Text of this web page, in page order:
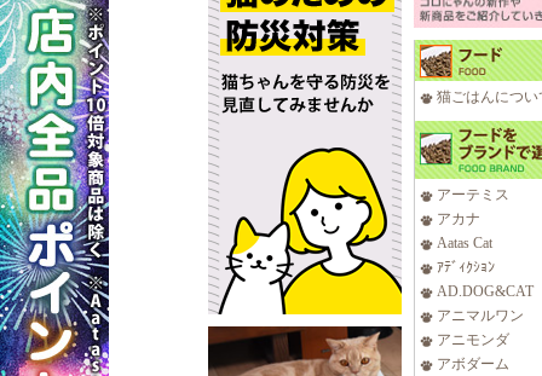
猫ごはんについ
アーテミス
アカナ
Aatas Cat
ｱﾃﾞｨｸｼｮﾝ
AD.DOG&CAT
アニマルワン
アニモンダ
アボダーム